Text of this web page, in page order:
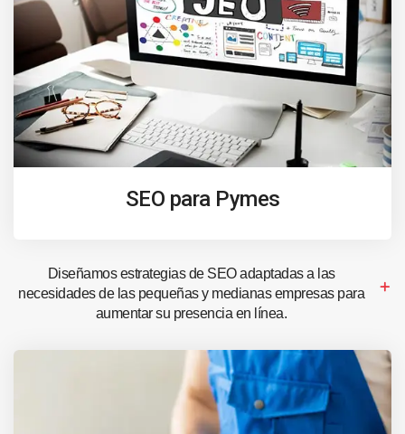
SEO para Pymes
Diseñamos estrategias de SEO adaptadas a las
necesidades de las pequeñas y medianas empresas para
aumentar su presencia en línea.